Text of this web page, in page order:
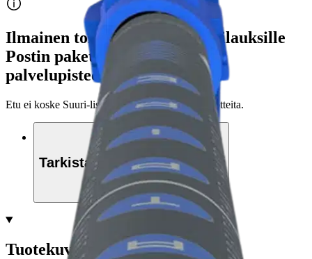
Ilmainen toimitus yli 100 €:n tilauksille
Postin pakettiautomaattiin tai
palvelupisteeseen!
Etu ei koske Suuri‑lisäpalvelulla toimitettavia tuotteita.
Tarkista myymäläsaatavuus
Tuotekuvaus